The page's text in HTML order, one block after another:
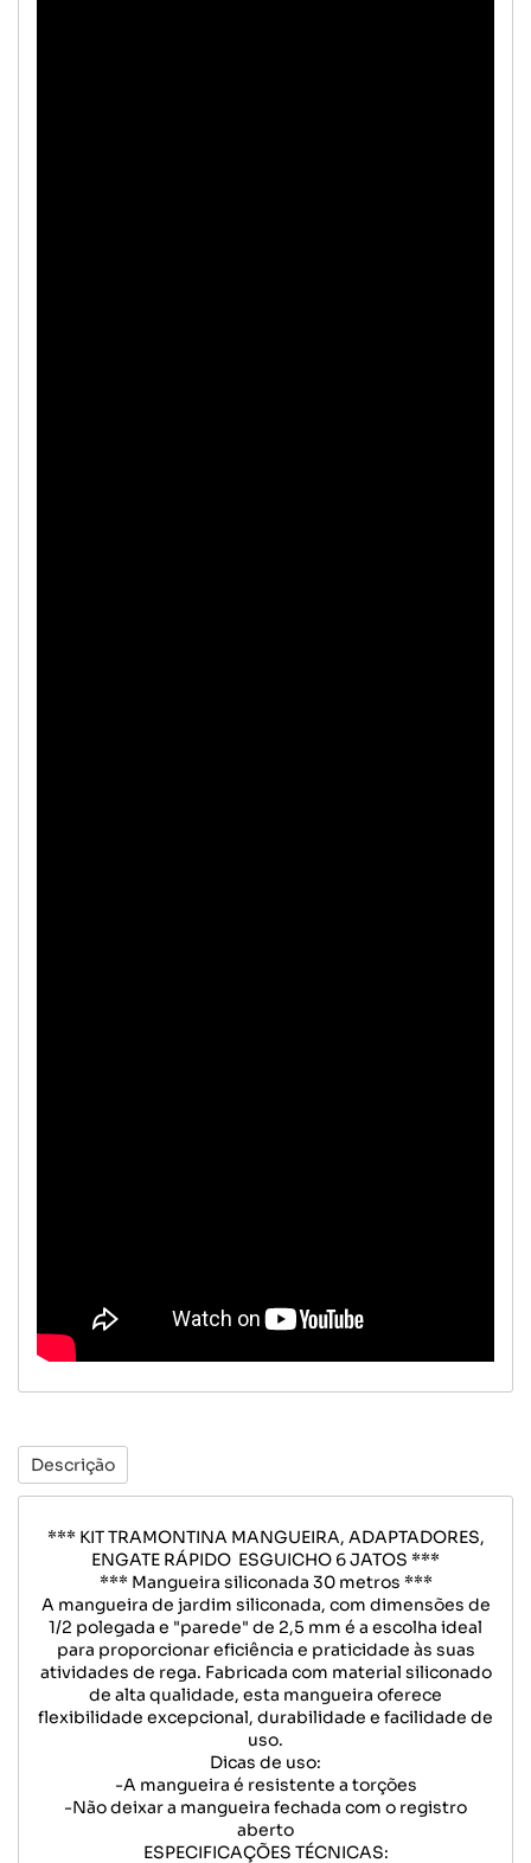
Descrição
*** KIT TRAMONTINA MANGUEIRA, ADAPTADORES,
ENGATE RÁPIDO ESGUICHO 6 JATOS ***
*** Mangueira siliconada 30 metros ***
A mangueira de jardim siliconada, com dimensões de
1/2 polegada e "parede" de 2,5 mm é a escolha ideal
para proporcionar eficiência e praticidade às suas
atividades de rega. Fabricada com material siliconado
de alta qualidade, esta mangueira oferece
flexibilidade excepcional, durabilidade e facilidade de
uso.
Dicas de uso:
-A mangueira é resistente a torções
-Não deixar a mangueira fechada com o registro
aberto
ESPECIFICAÇÕES TÉCNICAS: